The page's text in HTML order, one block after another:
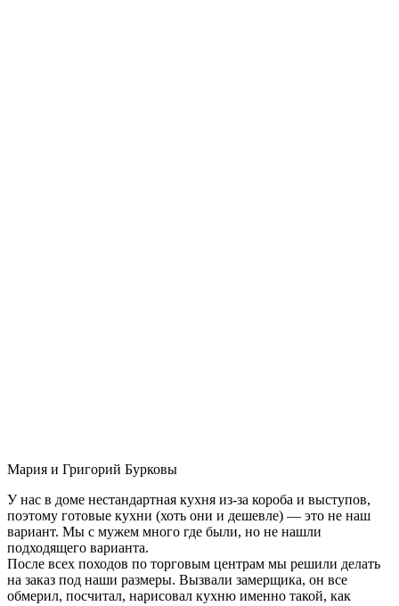
Мария и Григорий Бурковы
У нас в доме нестандартная кухня из-за короба и выступов,
поэтому готовые кухни (хоть они и дешевле) — это не наш
вариант. Мы с мужем много где были, но не нашли
подходящего варианта.
После всех походов по торговым центрам мы решили делать
на заказ под наши размеры. Вызвали замерщика, он все
обмерил, посчитал, нарисовал кухню именно такой, как